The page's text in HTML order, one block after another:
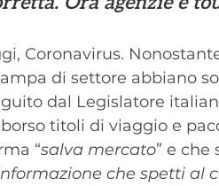
Coronavirus.
di settore abbiano
dal Legislatore
titoli di viaggio e
“salva mercato” e che
che spetti